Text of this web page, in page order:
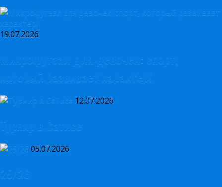
19.07.2026
Микрофутзал для девочек: спорт,
который развивает характер!
12.07.2026
Турнир в Сатисе
05.07.2026
25/26